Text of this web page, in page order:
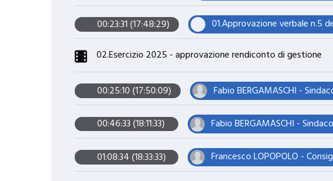
00:23:31 (17:48:29) 01.Approvazione verbale n.5
02.Esercizio 2025 - approvazione rendiconto di gestione
00:25:10 (17:50:09) Fabio BERGAMASCHI -
00:46:33 (18:11:33) Fabio BERGAMASCHI - Sindaco
01:08:34 (18:33:33) Francesco LOPOPOLO -